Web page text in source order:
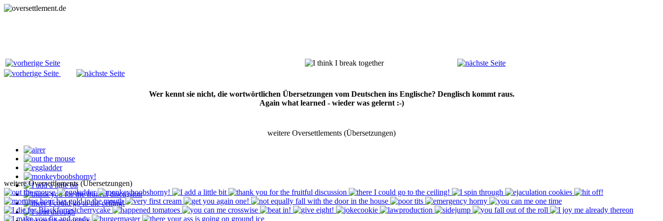
Wer kennt sie nicht, die wortwörtlichen Übersetzungen vom Deutschen ins Englische? Denglisch kommt raus.
Again what learned - wieder was gelernt :-)
weitere Oversettlements (Übersetzungen)
weitere Oversettlements (Übersetzungen)